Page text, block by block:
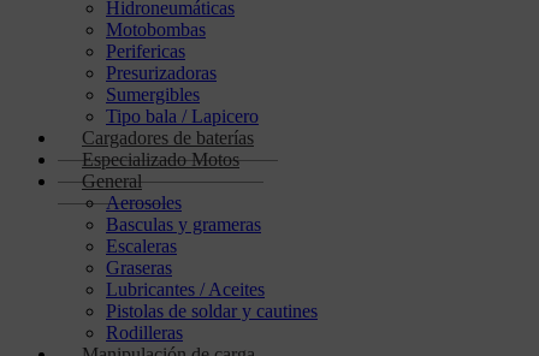
Hidroneumáticas
Motobombas
Perifericas
Presurizadoras
Sumergibles
Tipo bala / Lapicero
Cargadores de baterías
Especializado Motos
General
Aerosoles
Basculas y grameras
Escaleras
Graseras
Lubricantes / Aceites
Pistolas de soldar y cautines
Rodilleras